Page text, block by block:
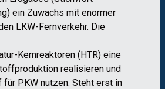
ein Zuwachs mit enormer
LKW-Fernverkehr. Die
Kernreaktoren (HTR) eine
realisieren und
PKW nutzen. Steht erst in